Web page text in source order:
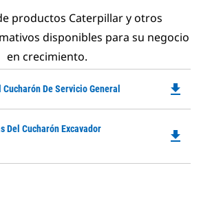
productos Caterpillar y otros
disponibles para su negocio
en crecimiento.
De Servicio General file_download
Del Cucharón Excavador
file_download